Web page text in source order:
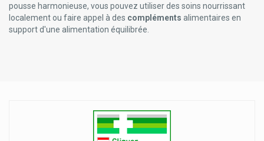
pousse harmonieuse, vous pouvez utiliser des soins nourrissant
localement ou faire appel à des compléments alimentaires en
support d'une alimentation équilibrée.